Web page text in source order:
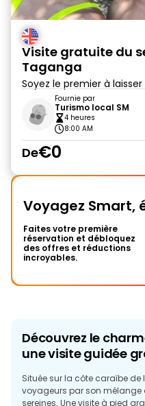
Visite gratuite du
Taganga
Soyez le premier à laisser
Fournie par
Turismo local SM
4 heures
8:00 AM
De€0
Voyagez Smart,
Faites votre première
réservation et débloquez
des offres et réductions
incroyables.
Découvrez le
une visite guidée
Située sur la côte caraïbe
voyageurs par son mélange
sereines. Une visite à pied